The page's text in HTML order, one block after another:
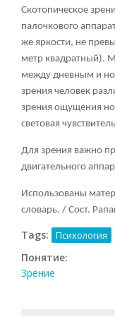
Скотопическое
палочкового
же яркости, не
метр квадратный).
между дневным и
зрения человек
зрения ощущения
световая
Для зрения важно
двигательного
Использованы
словарь. / Сост.
Tags: Психология
Понятие:
Зрение